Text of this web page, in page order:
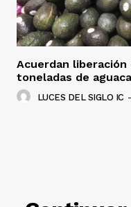
Acuerdan liberación
toneladas de
LUCES DEL SIGLO IC -